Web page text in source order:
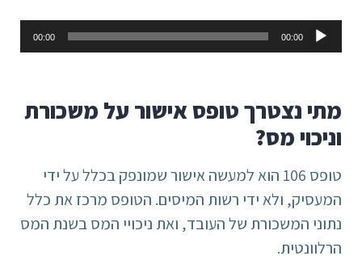
אודיו
00:00
00:00
מתי נצטרך טופס אישור על משכורת
וניכוי מס?
טופס 106 הוא למעשה אישור שמונפק בכלל על ידי
המעסיק, ולא ידי רשות המיסים. הטופס מרכז את כלל
נתוני המשכורת של העובד, ואת ניכויי המס בשנת המס
הרלוונטית.